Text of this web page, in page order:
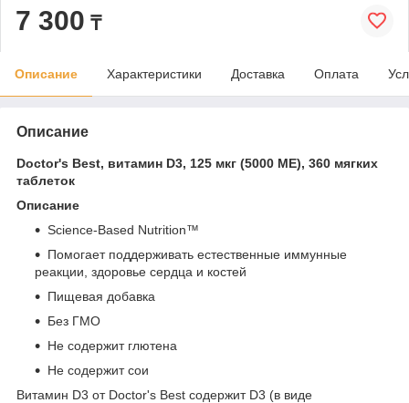
7 300 ₸
Описание Характеристики Доставка Оплата
Описание
Doctor's Best, витамин D3, 125 мкг (5000 МЕ), 360 мягких
таблеток
Описание
Science-Based Nutrition™
Помогает поддерживать естественные иммунные
реакции, здоровье сердца и костей
Пищевая добавка
Без ГМО
Не содержит глютена
Не содержит сои
Витамин D3 от Doctor's Best содержит D3 (в виде